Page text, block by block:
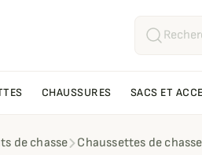
CHAUSSURES SACS ET
de chasse Chaussettes de chasse